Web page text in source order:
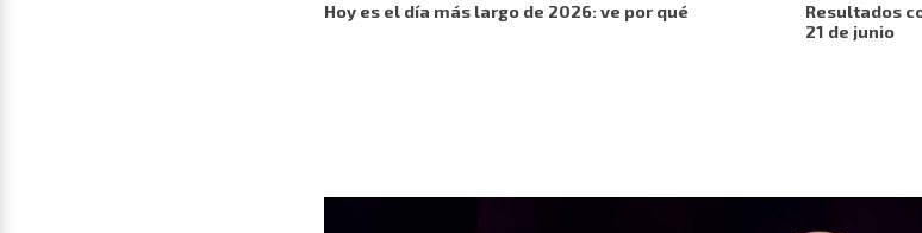
Hoy es el día más largo de 2026: ve por qué
Resultados
21 de junio